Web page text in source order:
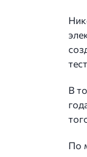
В
По